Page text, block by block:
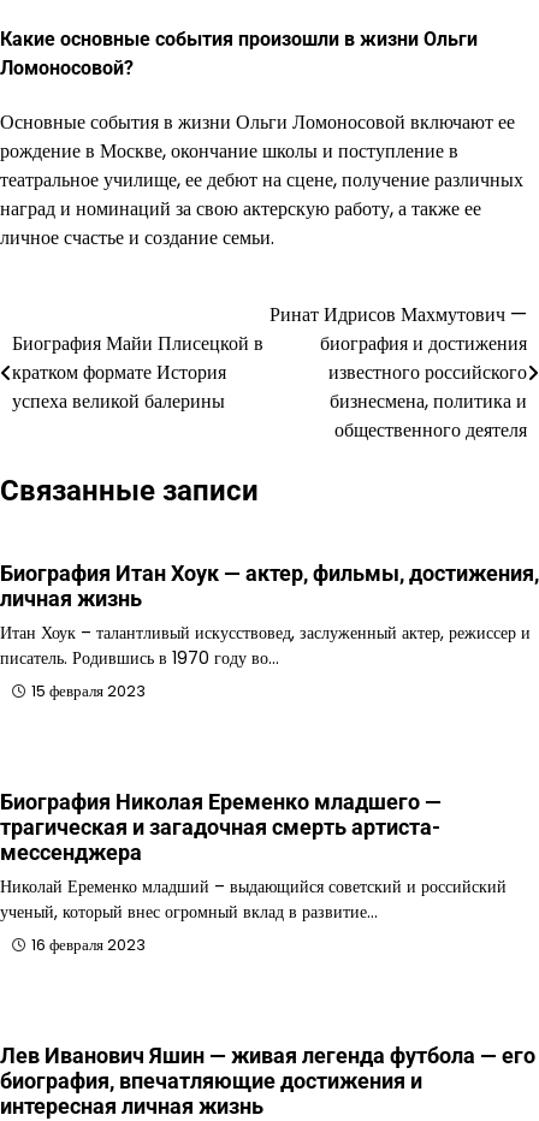
Какие основные события произошли в жизни Ольги
Ломоносовой?
Основные события в жизни Ольги Ломоносовой включают ее
рождение в Москве, окончание школы и поступление в
театральное училище, ее дебют на сцене, получение различных
наград и номинаций за свою актерскую работу, а также ее
личное счастье и создание семьи.
по
записям
Биография Майи Плисецкой в
кратком формате История
успеха великой балерины
Ринат Идрисов Махмутович —
биография и достижения
известного российского
бизнесмена, политика и
общественного деятеля
Связанные записи
Биография Итан Хоук — актер, фильмы, достижения,
личная жизнь
Итан Хоук – талантливый искусствовед, заслуженный актер, режиссер и
писатель. Родившись в 1970 году во…
15 февраля 2023
Биография Николая Еременко младшего —
трагическая и загадочная смерть артиста-
мессенджера
Николай Еременко младший – выдающийся советский и российский
ученый, который внес огромный вклад в развитие…
16 февраля 2023
Лев Иванович Яшин — живая легенда футбола — его
биография, впечатляющие достижения и
интересная личная жизнь